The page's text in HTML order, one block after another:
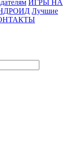
ИГРЫ НА
Лучшие